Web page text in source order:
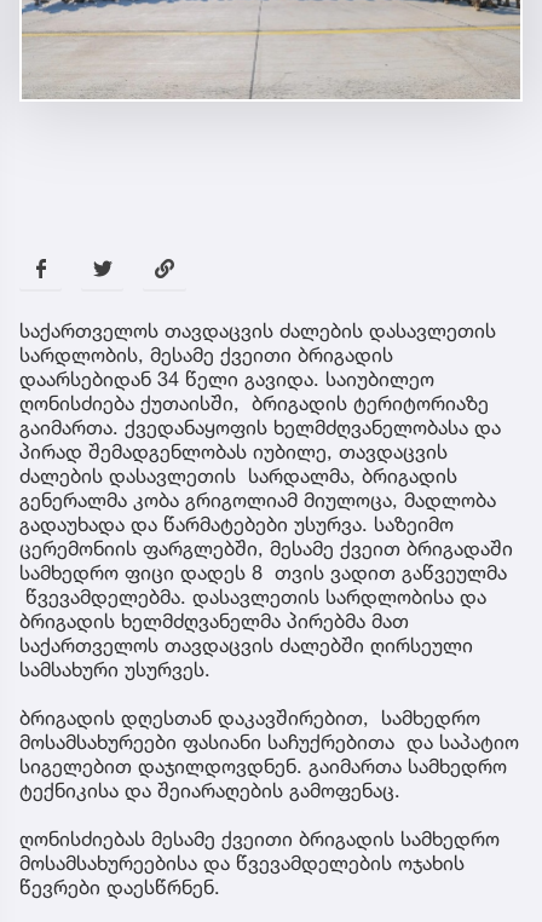
საქართველოს თავდაცვის ძალების დასავლეთის
სარდლობის, მესამე ქვეითი ბრიგადის
დაარსებიდან 34 წელი გავიდა. საიუბილეო
ღონისძიება ქუთაისში, ბრიგადის ტერიტორიაზე
გაიმართა. ქვედანაყოფის ხელმძღვანელობასა და
პირად შემადგენლობას იუბილე, თავდაცვის
ძალების დასავლეთის სარდალმა, ბრიგადის
გენერალმა კობა გრიგოლიამ მიულოცა, მადლობა
გადაუხადა და წარმატებები უსურვა. საზეიმო
ცერემონიის ფარგლებში, მესამე ქვეით ბრიგადაში
სამხედრო ფიცი დადეს 8 თვის ვადით გაწვეულმა
წვევამდელებმა. დასავლეთის სარდლობისა და
ბრიგადის ხელმძღვანელმა პირებმა მათ
საქართველოს თავდაცვის ძალებში ღირსეული
სამსახური უსურვეს.
ბრიგადის დღესთან დაკავშირებით, სამხედრო
მოსამსახურეები ფასიანი საჩუქრებითა და საპატიო
სიგელებით დაჯილდოვდნენ. გაიმართა სამხედრო
ტექნიკისა და შეიარაღების გამოფენაც.
ღონისძიებას მესამე ქვეითი ბრიგადის სამხედრო
მოსამსახურეებისა და წვევამდელების ოჯახის
წევრები დაესწრნენ.